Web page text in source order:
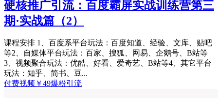
硬核推广引流：百度霸屏实战训练营第三
期·实战篇（2）
课程安排 1、百度系平台玩法：百度知道、经验、文库、贴吧
等2、自媒体平台玩法：百家、搜狐、网易、企鹅号、B站等
3、视频聚合玩法：优酷、好看、爱奇艺、B站等4、其它平台
玩法：知乎、简书、豆...
付费视频 ￥49爆粉引流